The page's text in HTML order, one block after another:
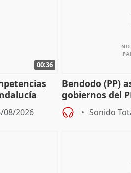
00:36
08/2026
Bendodo (PP)
gobiernos del
sobre los
Sonido